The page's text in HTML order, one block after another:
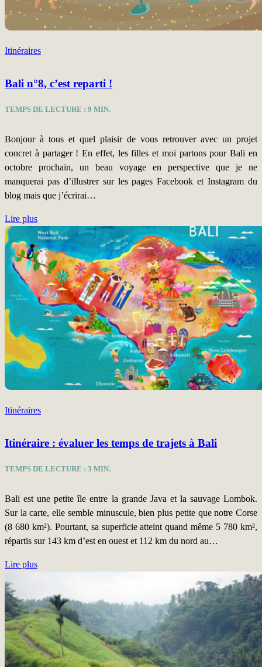
Itinéraires
Bali n°8, c’est reparti !
TEMPS DE LECTURE : 9 MIN.
Bonjour à tous et quel plaisir de vous retrouver avec un projet
concret à partager ! En effet, les filles et moi partons pour Bali en
octobre prochain, un beau voyage en perspective que je ne
manquerai pas d’illustrer sur les pages Facebook et Instagram du
blog mais que j’écrirai…
Lire plus
Itinéraires
Itinéraire : évaluer les temps de trajets à Bali
TEMPS DE LECTURE : 3 MIN.
Bali est une petite île entre la grande Java et la sauvage Lombok.
Sur la carte, elle semble minuscule, bien plus petite que notre Corse
(8 680 km²). Pourtant, sa superficie atteint quand même 5 780 km²,
répartis sur 143 km d’est en ouest et 112 km du nord au…
Lire plus